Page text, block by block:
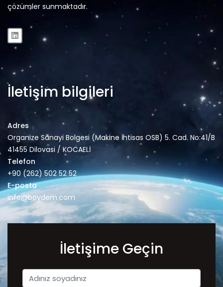
çözümler sunmaktadır.
İletişim bilgileri
Adres
Organize Sanayi Bolgesi (Makine İhtisas OSB) 5. Cad. No:41/B
41455 Dilovasi / KOCAELİ
Telefon
+90 (262) 502 52 52
E-posta
info@boydem.com
İletişime Geçin